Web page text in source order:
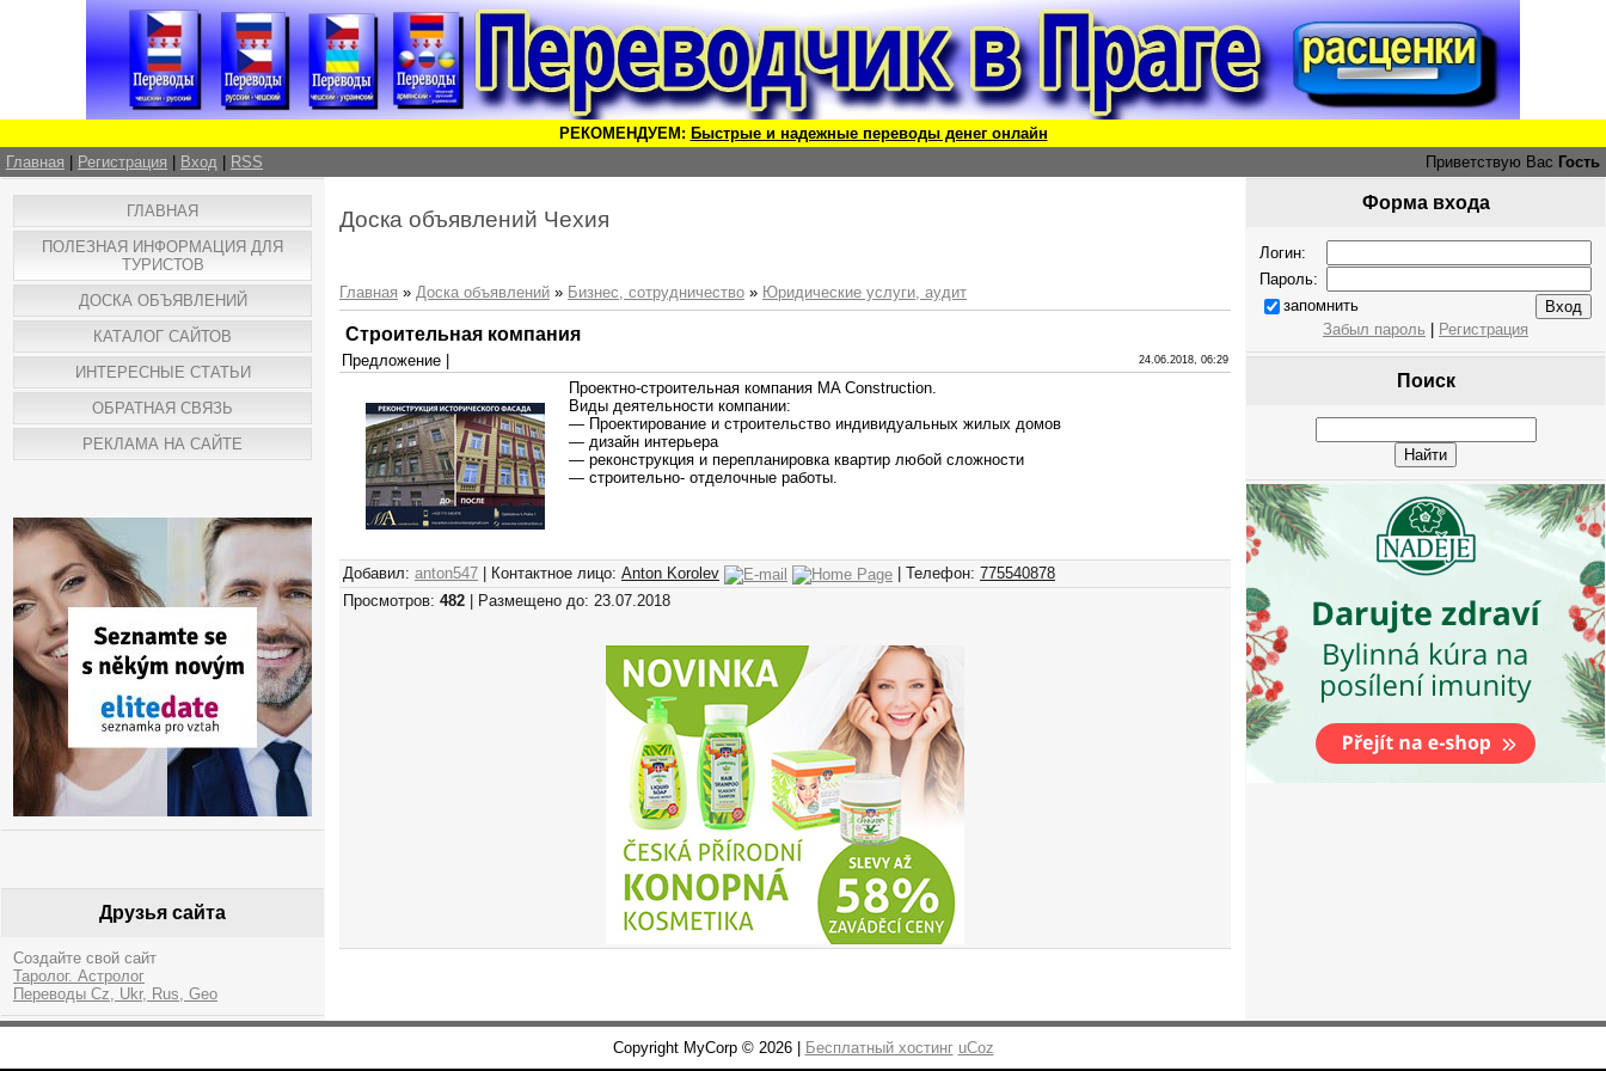
РЕКОМЕНДУЕМ: Быстрые и надежные переводы денег онлайн
Главная
Регистрация Вход RSS Приветствую Вас Гость
ГЛАВНАЯ
ПОЛЕЗНАЯ ИНФОРМАЦИЯ ДЛЯ
ТУРИСТОВ
ДОСКА ОБЪЯВЛЕНИЙ
КАТАЛОГ САЙТОВ
ИНТЕРЕСНЫЕ СТАТЬИ
ОБРАТНАЯ СВЯЗЬ
РЕКЛАМА НА САЙТЕ
Друзья сайта
Создайте свой сайт
Таролог. Астролог
Переводы Cz, Ukr, Rus, Geo
Доска объявлений Чехия
Главная » Доска объявлений » Бизнес, сотрудничество » Юридические услуги, аудит
Cтроительная компания
Предложение | 24.06.2018, 06:29
Проектно-строительная компания MA Construction.
Виды деятельности компании:
— Проектирование и строительство индивидуальных жилых домов
— дизайн интерьера
— реконструкция и перепланировка квартир любой сложности
— строительно- отделочные работы.
Добавил: anton547 | Контактное лицо: Anton Korolev | Телефон: 775540878
Просмотров: 482 | Размещено до: 23.07.2018
Форма входа
Логин:
Пароль:
запомнить
Забыл пароль
Регистрация
Поиск
Copyright MyCorp © 2026 | Бесплатный хостинг uCoz